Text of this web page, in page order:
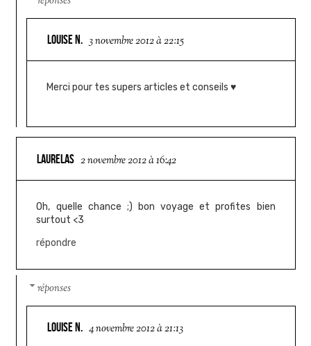
LOUISE N. 3 novembre 2012 à 22:15
Merci pour tes supers articles et conseils ♥
LAURELAS 2 novembre 2012 à 16:42
Oh, quelle chance ;) bon voyage et profites bien
surtout <3
répondre
réponses
LOUISE N. 4 novembre 2012 à 21:13